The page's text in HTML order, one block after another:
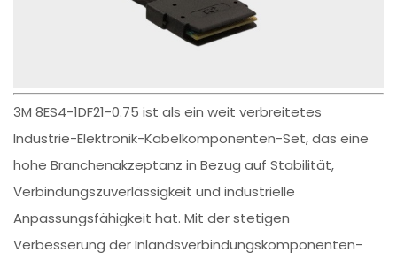
3M 8ES4-1DF21-0.75 ist als ein weit verbreitetes
Industrie-Elektronik-Kabelkomponenten-Set, das eine
hohe Branchenakzeptanz in Bezug auf Stabilität,
Verbindungszuverlässigkeit und industrielle
Anpassungsfähigkeit hat. Mit der stetigen
Verbesserung der Inlandsverbindungskomponenten-